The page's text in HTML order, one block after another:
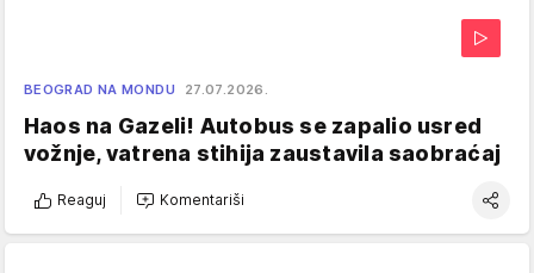
BEOGRAD NA MONDU 27.07.2026.
Haos na Gazeli! Autobus se zapalio usred
vožnje, vatrena stihija zaustavila saobraćaj
Reaguj Komentariši